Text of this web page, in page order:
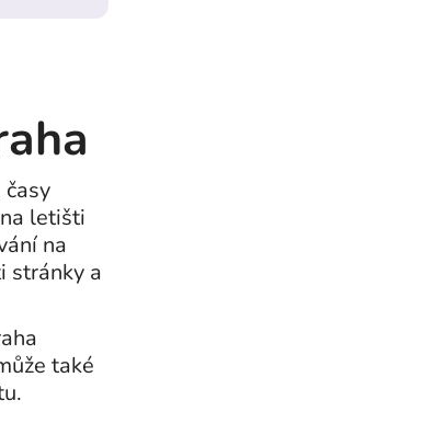
letišti
na
stránky a
také